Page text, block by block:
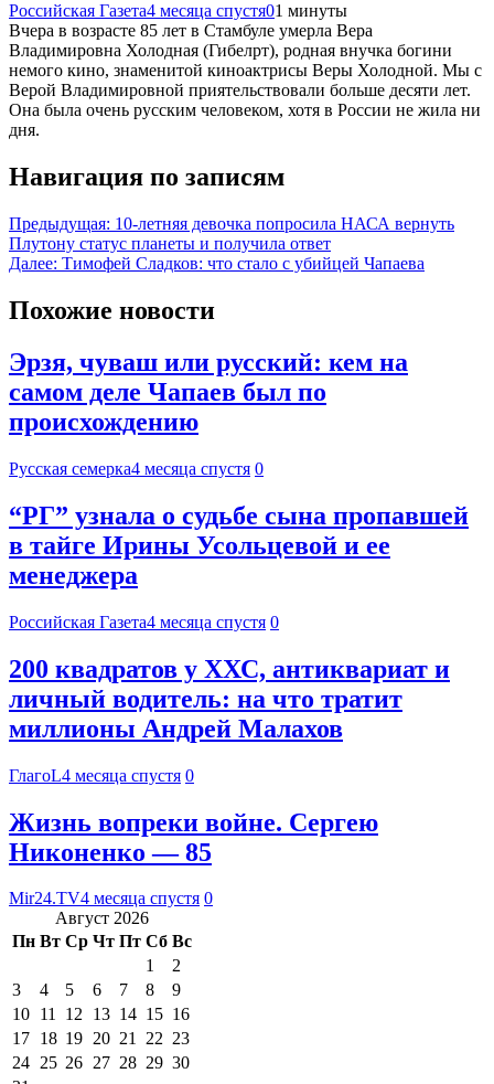
Российская Газета4 месяца спустя01 минуты
Вчера в возрасте 85 лет в Стамбуле умерла Вера
Владимировна Холодная (Гибелрт), родная внучка богини
немого кино, знаменитой киноактрисы Веры Холодной. Мы с
Верой Владимировной приятельствовали больше десяти лет.
Она была очень русским человеком, хотя в России не жила ни
дня.
Навигация по записям
Предыдущая: 10-летняя девочка попросила НАСА вернуть
Плутону статус планеты и получила ответ
Далее: Тимофей Сладков: что стало с убийцей Чапаева
Похожие новости
Эрзя, чуваш или русский: кем на
самом деле Чапаев был по
происхождению
Русская семерка4 месяца спустя 0
“РГ” узнала о судьбе сына пропавшей
в тайге Ирины Усольцевой и ее
менеджера
Российская Газета4 месяца спустя 0
200 квадратов у ХХС, антиквариат и
личный водитель: на что тратит
миллионы Андрей Малахов
ГлагоL4 месяца спустя 0
Жизнь вопреки войне. Сергею
Никоненко — 85
Mir24.TV4 месяца спустя 0
Август 2026
Пн Вт Ср Чт Пт Сб Вс
1
2
3
4 5 6 7 8
9
10 11 12 13 14 15 16
17 18 19 20 21 22 23
24 25 26 27 28 29 30